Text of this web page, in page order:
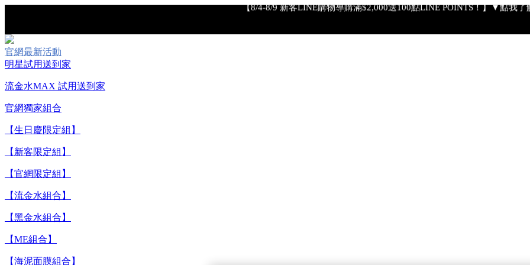
官網最新活動
明星試用送到家
流金水MAX 試用送到家
官網獨家組合
【生日慶限定組】
【新客限定組】
【官網限定組】
【流金水組合】
【黑金水組合】
【ME組合】
【海泥面膜組合】